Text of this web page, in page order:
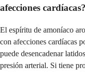
afecciones cardíacas?
El espíritu de amoníaco
con afecciones cardíacas
puede desencadenar
presión arterial. Si tiene